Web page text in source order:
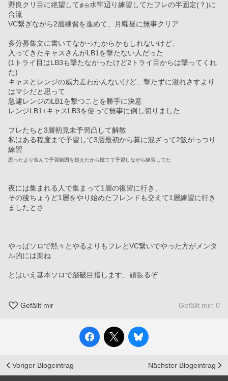
野良クリ目に絶望して 多分水牢辺り練習してたフレの半固定(？)に
合流
VC繋ぎながら2層練習を進めて、月曜昼に無事クリア
多分募集文に書いてなかったからかもしれないけど、
入ってきたキャスさんがLB1を撃たない人だった
(1トライ目はLB3も撃たなかったけど2トライ目からは撃ってくれ
た)
キャスとレンジの威力差わかんないけど、撃たずに溢れさすより
はマシだと思って
急遽レンジのLB1を撃つことを勝手に決意
レンジLB1+キャスLB3を使って無事に倒し切りました
フレたちと3層初見未予習凸して解散
私はある程度まで予習して3層最初から募に混ざって2飯がっつり
練習
思ったより進んで予習範囲を超えたから慌てて予習しながら練習してた
夜には集まれる人で集まって1層の復習に行き、
その後ちょうど1層をやり始めたフレンドも交えて1層練習に行き
ましたとさ
やっぱソロで黙々とやるよりもフレとVC繋いでやった方がメンタ
ル的には楽ね
とはいえ基本ソロで踏破目指します、頑張るぞ
Gefällt mir Gefällt mir: 0
Voriger Blogeintrag Nächster Blogeintrag